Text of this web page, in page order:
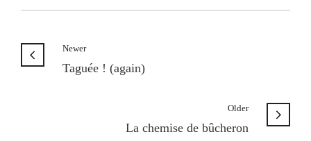
Newer
Taguée ! (again)
Older
La chemise de bûcheron